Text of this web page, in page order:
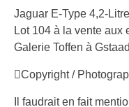
Jaguar E-Type 4,2-
Lot 104 à la vente aux
Galerie Toffen à
Copyright /
Il faudrait en fait